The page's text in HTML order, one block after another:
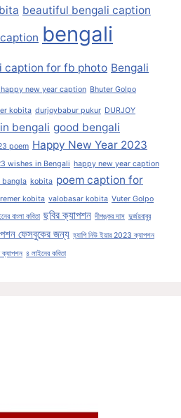
beautiful bengali caption
bengali
caption for fb photo Bengali
new year caption Bhuter Golpo
kobita durjoybabur pukur DURJOY
bengali good bengali
poem Happy New Year 2023
wishes in Bengali happy new year caption
bangla kobita poem caption for
kobita valobasar kobita Vuter Golpo
বাংলা কবিতা ছবির ক্যাপশন দীপঙ্কর দাস দুর্জয়বাবুর
ফেসবুকের জন্য হ্যাপি নিউ ইয়ার 2023 ক্যাপশন
ক্যাপশন ৪ লাইনের কবিতা